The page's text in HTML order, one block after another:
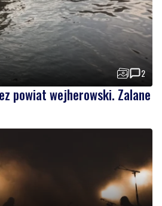
2
powiat wejherowski. Zalane